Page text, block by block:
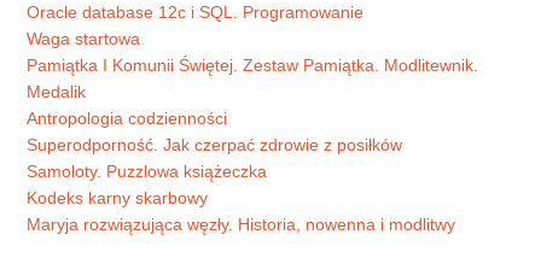
Oracle database 12c i SQL. Programowanie
Waga startowa
Pamiątka I Komunii Świętej. Zestaw Pamiątka. Modlitewnik.
Medalik
Antropologia codzienności
Superodporność. Jak czerpać zdrowie z posiłków
Samoloty. Puzzlowa książeczka
Kodeks karny skarbowy
Maryja rozwiązująca węzły. Historia, nowenna i modlitwy